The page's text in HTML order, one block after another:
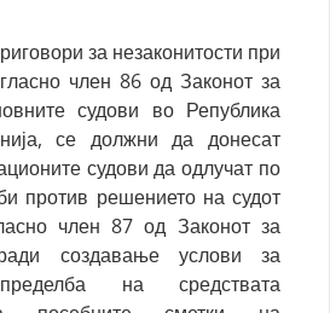
за незаконитости при
член 86 од Законот за
судови во Република
се должни да донесат
судови да одлучат по
против решението на судот
член 87 од Законот за
создавање услови за
на средствата